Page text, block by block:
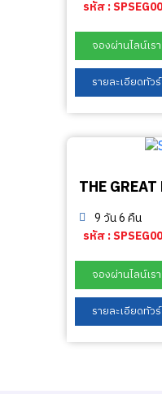
รหัส :
จองผ่านไลน์เรา
รายละเอียดทัวร์
THE GREAT
9 วัน 6 คืน
รหัส :
จองผ่านไลน์เรา
รายละเอียดทัวร์